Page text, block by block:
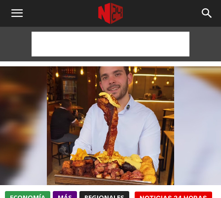
NOTICIAS
HORAS